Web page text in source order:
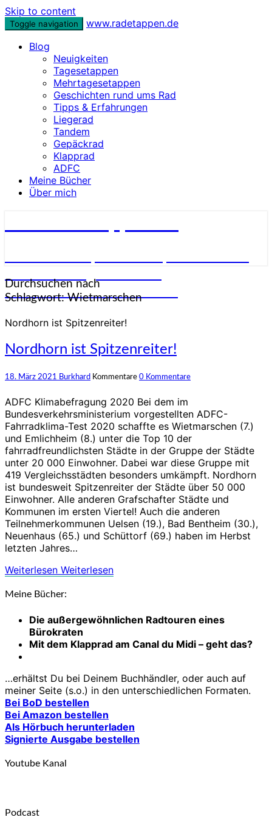
Skip to content
Toggle navigation
www.radetappen.de
Blog
Neuigkeiten
Tagesetappen
Mehrtagesetappen
Geschichten rund ums Rad
Tipps & Erfahrungen
Liegerad
Tandem
Gepäckrad
Klapprad
ADFC
Meine Bücher
Über mich
unterschiedlichsten Rädern
Durchsuchen nach
Schlagwort:Wietmarschen
Nordhorn ist Spitzenreiter!
Nordhorn ist Spitzenreiter!
18. März 2021 Burkhard Kommentare 0 Kommentare
ADFC Klimabefragung 2020 Bei dem im
Bundesverkehrsministerium vorgestellten ADFC-
Fahrradklima-Test 2020 schaffte es Wietmarschen (7.)
und Emlichheim (8.) unter die Top 10 der
fahrradfreundlichsten Städte in der Gruppe der Städte
unter 20 000 Einwohner. Dabei war diese Gruppe mit
419 Vergleichsstädten besonders umkämpft. Nordhorn
ist bundesweit Spitzenreiter der Städte über 50 000
Einwohner. Alle anderen Grafschafter Städte und
Kommunen im ersten Viertel! Auch die anderen
Teilnehmerkommunen Uelsen (19.), Bad Bentheim (30.),
Neuenhaus (65.) und Schüttorf (69.) haben im Herbst
letzten Jahres…
Weiterlesen Weiterlesen
Meine Bücher:
Die außergewöhnlichen Radtouren eines
Bürokraten
Mit dem Klapprad am Canal du Midi – geht das?
…erhältst Du bei Deinem Buchhändler, oder auch auf
meiner Seite (s.o.) in den unterschiedlichen Formaten.
Bei BoD bestellen
Bei Amazon bestellen
Als Hörbuch herunterladen
Signierte Ausgabe bestellen
Youtube Kanal
Podcast